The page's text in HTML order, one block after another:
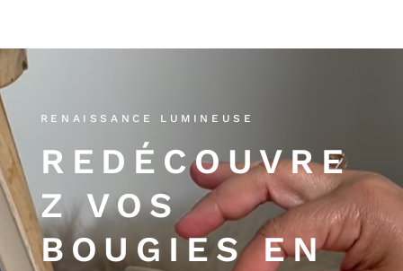
Les Bougies de
Carole
RENAISSANCE LUMINEUSE
REDÉCOUVRE
Z VOS
BOUGIES EN